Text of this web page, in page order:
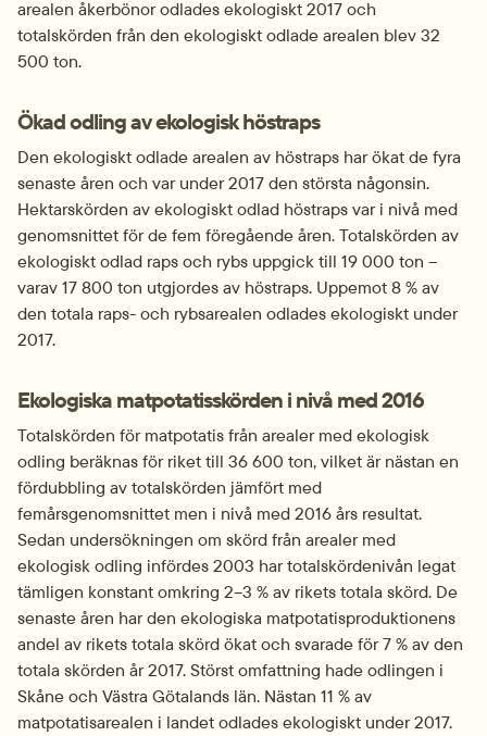
arealen åkerbönor odlades ekologiskt 2017 och
totalskörden från den ekologiskt odlade arealen blev 32
500 ton.
Ökad odling av ekologisk höstraps
Den ekologiskt odlade arealen av höstraps har ökat de fyra
senaste åren och var under 2017 den största någonsin.
Hektarskörden av ekologiskt odlad höstraps var i nivå med
genomsnittet för de fem föregående åren. Totalskörden av
ekologiskt odlad raps och rybs uppgick till 19 000 ton –
varav 17 800 ton utgjordes av höstraps. Uppemot 8 % av
den totala raps- och rybsarealen odlades ekologiskt under
2017.
Ekologiska matpotatisskörden i nivå med 2016
Totalskörden för matpotatis från arealer med ekologisk
odling beräknas för riket till 36 600 ton, vilket är nästan en
fördubbling av totalskörden jämfört med
femårsgenomsnittet men i nivå med 2016 års resultat.
Sedan undersökningen om skörd från arealer med
ekologisk odling infördes 2003 har totalskördenivån legat
tämligen konstant omkring 2–3 % av rikets totala skörd. De
senaste åren har den ekologiska matpotatisproduktionens
andel av rikets totala skörd ökat och svarade för 7 % av den
totala skörden år 2017. Störst omfattning hade odlingen i
Skåne och Västra Götalands län. Nästan 11 % av
matpotatisarealen i landet odlades ekologiskt under 2017.